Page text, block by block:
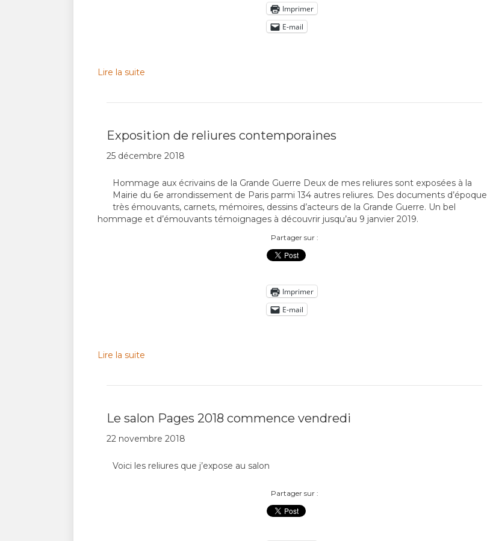
Imprimer
E-mail
Lire la suite
Exposition de reliures contemporaines
25 décembre 2018
Hommage aux écrivains de la Grande Guerre Deux de mes reliures sont exposées à la
Mairie du 6e arrondissement de Paris parmi 134 autres reliures. Des documents d’époque
très émouvants, carnets, mémoires, dessins d’acteurs de la Grande Guerre. Un bel
hommage et d’émouvants témoignages à découvrir jusqu’au 9 janvier 2019.
Partager sur :
Imprimer
E-mail
Lire la suite
Le salon Pages 2018 commence vendredi
22 novembre 2018
Voici les reliures que j’expose au salon
Partager sur :